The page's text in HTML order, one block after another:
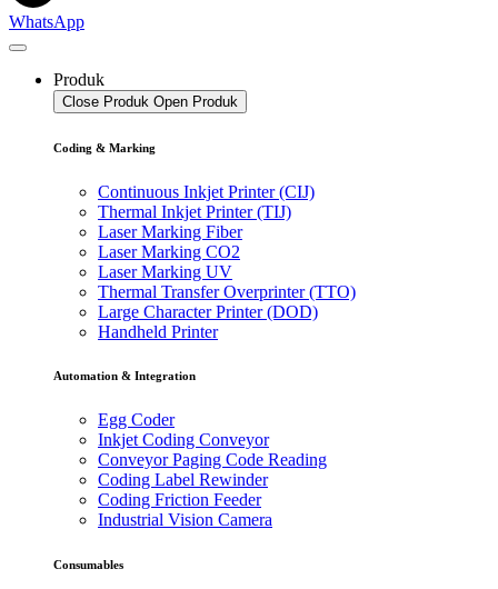
WhatsApp
Produk
Close Produk Open Produk
Coding & Marking
Continuous Inkjet Printer (CIJ)
Thermal Inkjet Printer (TIJ)
Laser Marking Fiber
Laser Marking CO2
Laser Marking UV
Thermal Transfer Overprinter (TTO)
Large Character Printer (DOD)
Handheld Printer
Automation & Integration
Egg Coder
Inkjet Coding Conveyor
Conveyor Paging Code Reading
Coding Label Rewinder
Coding Friction Feeder
Industrial Vision Camera
Consumables